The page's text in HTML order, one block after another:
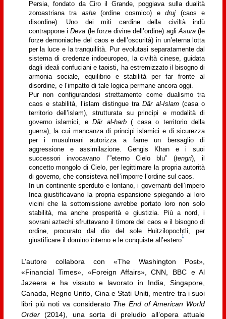
Persia, fondato da Ciro il Grande, poggiava sulla dualità
zoroastriana tra asha(ordine cosmico) edruj (caos e
disordine). Uno dei miti cardine della civiltà indù
contrappone iDeva (le forze divine dell’ordine) agliAsura (le
forze demoniache del caos e dell’oscurità) in un’eterna lotta
per la luce e la tranquillità. Pur evolutasi separatamente dal
sistema di credenze indoeuropeo, la civiltà cinese, guidata
dagli ideali confuciani e taoisti, ha estremizzato il bisogno di
armonia sociale, equilibrio e stabilità per far fronte al
disordine, e l’impatto di tale logica permane ancora oggi.
Pur non configurandosi strettamente come dualismo tra
caos e stabilità, l’islam distingue traDãr al-Islam(casa o
territorio dell’islam), strutturata su principi e modalità di
governo islamici, eDãr al-harb( casa o territorio della
guerra), la cui mancanza di principi islamici e di sicurezza
per i musulmani autorizza a farne un bersaglio di
aggressione e assimilazione. Gengis Khan e i suoi
successori invocavano l’”eterno Cielo blu” (tengri), il
concetto mongolo di Cielo, per legittimare la propria autorità
di governo, che consisteva nell’imporre l’ordine sul caos.
In un continente sperduto e lontano, i governanti dell’impero
Inca giustificavano la propria espansione spiegando ai loro
vicini che la sottomissione avrebbe portato loro non solo
stabilità, ma anche prosperità e giustizia. Più a nord, i
sovrani aztechi sfruttavano il timore del caos e il bisogno di
ordine, procurato dal dio del sole Huitzilopochtli, per
giustificare il domino interno e le conquiste all’estero
1
L’autore collabora con «The Washington Post»,
«Financial Times», «Foreign Affairs», CNN, BBC e Al
Jazeera e ha vissuto e lavorato in India, Singapore,
Canada, Regno Unito, Cina e Stati Uniti, mentre tra i suoi
libri più noti va considerato The End of American World
Order(2014), una sorta di preludio all’opera attuale